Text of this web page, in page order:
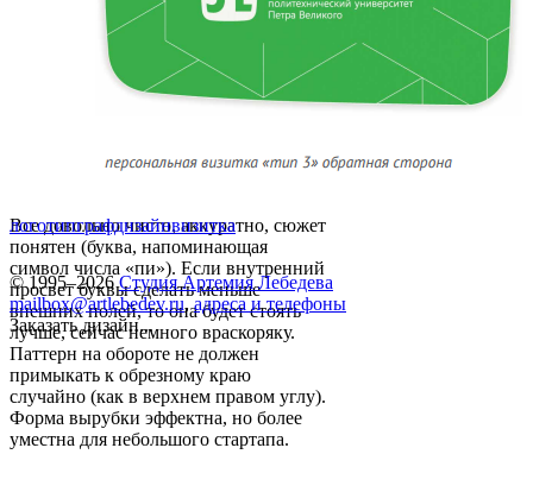
Все довольно чисто, аккуратно, сюжет
понятен (буква, напоминающая
символ числа «пи»). Если внутренний
просвет буквы сделать меньше
внешних полей, то она будет стоять
лучше, сейчас немного враскоряку.
Паттерн на обороте не должен
примыкать к обрезному краю
случайно (как в верхнем правом углу).
Форма вырубки эффектна, но более
уместна для небольшого стартапа.
логотипграфдизайнвизитка
© 1995–2026 Студия Артемия Лебедева
mailbox@artlebedev.ru, адреса и телефоны
Заказать дизайн...